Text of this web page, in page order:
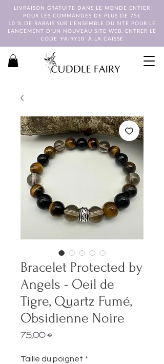
LIVRAISON GRATUITE DANS LE MONDE ENTIER
POUR LES COMMANDES DE PLUS DE 75€
10 % DE RABAIS SUR L'ENSEMBLE DU SITE POUR LE
LANCEMENT D'UN NOUVEAU SITE WEB. ENTRER LE
CODE 'FAIRY10' À LA CAISSE
Bracelet Protected by
Angels - Oeil de
Tigre, Quartz Fumé,
Obsidienne Noire
75,00 €Prix
Taille du poignet *